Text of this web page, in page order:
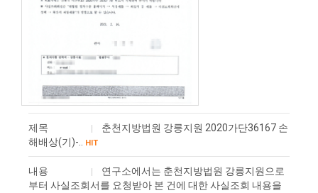
제목
춘천지방법원 강릉지원 2020가단36167 손
해배상(기)-..
HIT
내용
연구소에서는 춘천지방법원 강릉지원으로
부터 사실조회서를 요청받아 본 건에 대한 사실조회 내용을